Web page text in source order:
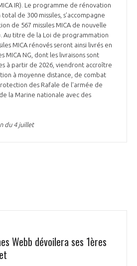
IR). Le programme de rénovation
de 300 missiles, s’accompagne
de 567 missiles MICA de nouvelle
Au titre de la Loi de programmation
MICA rénovés seront ainsi livrés en
MICA NG, dont les livraisons sont
à partir de 2026, viendront accroître
à moyenne distance, de combat
des Rafale de l'armée de
la Marine nationale avec des
du 4 juillet
Webb dévoilera ses 1ères